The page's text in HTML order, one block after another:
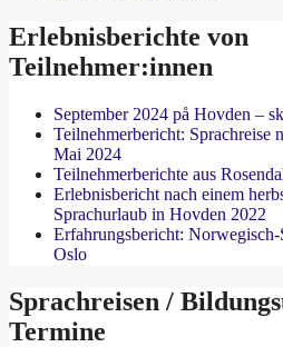
Erlebnisberichte von
Teilnehmer:innen
September 2024 på Hovden –
Teilnehmerbericht: Sprachreise
Mai 2024
Teilnehmerberichte aus
Erlebnisbericht nach einem
Sprachurlaub in Hovden 2022
Erfahrungsbericht: Norwegisch-
Oslo
Sprachreisen /
Termine